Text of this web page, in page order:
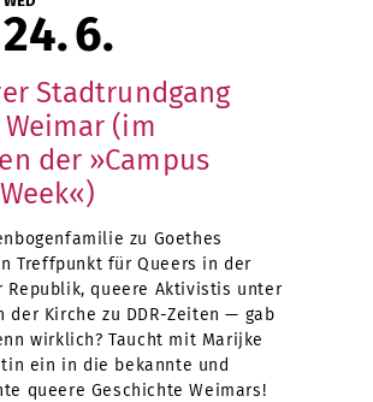
24 6
Stadtrundgang
(im
der »Campus
zu Goethes
Treffpunkt für Queers in der
Republik, queere Aktivistis unter
der Kirche zu DDR-Zeiten — gab
wirklich? Taucht mit Marijke
ein in die bekannte und
queere Geschichte Weimars!